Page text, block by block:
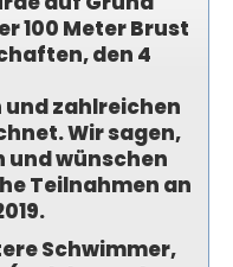
100 Meter Brust
den 4
zahlreichen
Wir sagen,
und wünschen
Teilnahmen an
Schwimmer,